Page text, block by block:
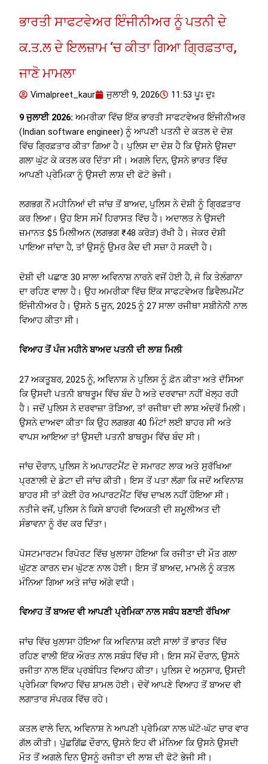
ਭਾਰਤੀ ਸਾਫਟਵੇਅਰ ਇੰਜੀਨੀਅਰ ਨੂੰ ਪਤਨੀ ਦੇ
ਕ.ਤ.ਲ ਦੇ ਇਲਜ਼ਾਮ ‘ਚ ਕੀਤਾ ਗਿਆ ਗ੍ਰਿਫ਼ਤਾਰ,
ਜਾਣੋ ਮਾਮਲਾ
Vimalpreet_kaur ਜੁਲਾਈ 9, 2026 11:53 ਪੂਃ ਦੁਃ
9 ਜੁਲਾਈ 2026: ਅਮਰੀਕਾ ਵਿੱਚ ਇੱਕ ਭਾਰਤੀ ਸਾਫਟਵੇਅਰ ਇੰਜੀਨੀਅਰ
(Indian software engineer) ਨੂੰ ਆਪਣੀ ਪਤਨੀ ਦੇ ਕਤਲ ਦੇ ਦੋਸ਼
ਵਿੱਚ ਗ੍ਰਿਫ਼ਤਾਰ ਕੀਤਾ ਗਿਆ ਹੈ। ਪੁਲਿਸ ਦਾ ਦੋਸ਼ ਹੈ ਕਿ ਉਸਨੇ ਉਸਦਾ
ਗਲਾ ਘੁੱਟ ਕੇ ਕਤਲ ਕਰ ਦਿੱਤਾ ਸੀ। ਅਗਲੇ ਦਿਨ, ਉਸਨੇ ਭਾਰਤ ਵਿੱਚ
ਆਪਣੀ ਪ੍ਰੇਮਿਕਾ ਨੂੰ ਉਸਦੀ ਲਾਸ਼ ਦੀ ਫੋਟੋ ਭੇਜੀ।
ਲਗਭਗ ਨੌਂ ਮਹੀਨਿਆਂ ਦੀ ਜਾਂਚ ਤੋਂ ਬਾਅਦ, ਪੁਲਿਸ ਨੇ ਦੋਸ਼ੀ ਨੂੰ ਗ੍ਰਿਫ਼ਤਾਰ
ਕਰ ਲਿਆ। ਉਹ ਇਸ ਸਮੇਂ ਹਿਰਾਸਤ ਵਿੱਚ ਹੈ। ਅਦਾਲਤ ਨੇ ਉਸਦੀ
ਜ਼ਮਾਨਤ $5 ਮਿਲੀਅਨ (ਲਗਭਗ ₹48 ਕਰੋੜ) ਰੱਖੀ ਹੈ। ਜੇਕਰ ਦੋਸ਼ੀ
ਪਾਇਆ ਜਾਂਦਾ ਹੈ, ਤਾਂ ਉਸਨੂੰ ਉਮਰ ਕੈਦ ਦੀ ਸਜ਼ਾ ਹੋ ਸਕਦੀ ਹੈ।
ਦੋਸ਼ੀ ਦੀ ਪਛਾਣ 30 ਸਾਲਾ ਅਵਿਨਾਸ਼ ਨਾਰਨੇ ਵਜੋਂ ਹੋਈ ਹੈ, ਜੋ ਕਿ ਤੇਲੰਗਾਨਾ
ਦਾ ਰਹਿਣ ਵਾਲਾ ਹੈ। ਉਹ ਅਮਰੀਕਾ ਵਿੱਚ ਇੱਕ ਸਾਫਟਵੇਅਰ ਡਿਵੈਲਪਮੈਂਟ
ਇੰਜੀਨੀਅਰ ਹੈ। ਉਸਨੇ 5 ਜੂਨ, 2025 ਨੂੰ 27 ਸਾਲਾ ਰਜੀਥਾ ਸਬੀਨੇਨੀ ਨਾਲ
ਵਿਆਹ ਕੀਤਾ ਸੀ।
ਵਿਆਹ ਤੋਂ ਪੰਜ ਮਹੀਨੇ ਬਾਅਦ ਪਤਨੀ ਦੀ ਲਾਸ਼ ਮਿਲੀ
27 ਅਕਤੂਬਰ, 2025 ਨੂੰ, ਅਵਿਨਾਸ਼ ਨੇ ਪੁਲਿਸ ਨੂੰ ਫ਼ੋਨ ਕੀਤਾ ਅਤੇ ਦੱਸਿਆ
ਕਿ ਉਸਦੀ ਪਤਨੀ ਬਾਥਰੂਮ ਵਿੱਚ ਬੰਦ ਹੈ ਅਤੇ ਦਰਵਾਜ਼ਾ ਨਹੀਂ ਖੋਲ੍ਹ ਰਹੀ
ਹੈ। ਜਦੋਂ ਪੁਲਿਸ ਨੇ ਦਰਵਾਜ਼ਾ ਤੋੜਿਆ, ਤਾਂ ਰਜੀਥਾ ਦੀ ਲਾਸ਼ ਅੰਦਰੋਂ ਮਿਲੀ।
ਉਸਨੇ ਦਾਅਵਾ ਕੀਤਾ ਕਿ ਉਹ ਲਗਭਗ 40 ਮਿੰਟਾਂ ਲਈ ਬਾਹਰ ਸੀ ਅਤੇ
ਵਾਪਸ ਆਇਆ ਤਾਂ ਉਸਦੀ ਪਤਨੀ ਬਾਥਰੂਮ ਵਿੱਚ ਬੰਦ ਸੀ।
ਜਾਂਚ ਦੌਰਾਨ, ਪੁਲਿਸ ਨੇ ਅਪਾਰਟਮੈਂਟ ਦੇ ਸਮਾਰਟ ਲਾਕ ਅਤੇ ਸੁਰੱਖਿਆ
ਪ੍ਰਣਾਲੀ ਦੇ ਡੇਟਾ ਦੀ ਜਾਂਚ ਕੀਤੀ। ਇਸ ਤੋਂ ਪਤਾ ਲੱਗਾ ਕਿ ਜਦੋਂ ਅਵਿਨਾਸ਼
ਬਾਹਰ ਸੀ ਤਾਂ ਕੋਈ ਹੋਰ ਅਪਾਰਟਮੈਂਟ ਵਿੱਚ ਦਾਖਲ ਨਹੀਂ ਹੋਇਆ ਸੀ।
ਨਤੀਜੇ ਵਜੋਂ, ਪੁਲਿਸ ਨੇ ਕਿਸੇ ਬਾਹਰੀ ਵਿਅਕਤੀ ਦੀ ਸ਼ਮੂਲੀਅਤ ਦੀ
ਸੰਭਾਵਨਾ ਨੂੰ ਰੱਦ ਕਰ ਦਿੱਤਾ।
ਪੋਸਟਮਾਰਟਮ ਰਿਪੋਰਟ ਵਿੱਚ ਖੁਲਾਸਾ ਹੋਇਆ ਕਿ ਰਜੀਤਾ ਦੀ ਮੌਤ ਗਲਾ
ਘੁੱਟਣ ਕਾਰਨ ਦਮ ਘੁੱਟਣ ਨਾਲ ਹੋਈ। ਇਸ ਤੋਂ ਬਾਅਦ, ਮਾਮਲੇ ਨੂੰ ਕਤਲ
ਮੰਨਿਆ ਗਿਆ ਅਤੇ ਜਾਂਚ ਅੱਗੇ ਵਧੀ।
ਵਿਆਹ ਤੋਂ ਬਾਅਦ ਵੀ ਆਪਣੀ ਪ੍ਰੇਮਿਕਾ ਨਾਲ ਸਬੰਧ ਬਣਾਈ ਰੱਖਿਆ
ਜਾਂਚ ਵਿੱਚ ਖੁਲਾਸਾ ਹੋਇਆ ਕਿ ਅਵਿਨਾਸ਼ ਕਈ ਸਾਲਾਂ ਤੋਂ ਭਾਰਤ ਵਿੱਚ
ਰਹਿਣ ਵਾਲੀ ਇੱਕ ਔਰਤ ਨਾਲ ਸਬੰਧ ਵਿੱਚ ਸੀ। ਇਸ ਸਮੇਂ ਦੌਰਾਨ, ਉਸਨੇ
ਰਜੀਤਾ ਨਾਲ ਇੱਕ ਪ੍ਰਬੰਧਿਤ ਵਿਆਹ ਕੀਤਾ। ਪੁਲਿਸ ਦੇ ਅਨੁਸਾਰ, ਉਸਦੀ
ਪ੍ਰੇਮਿਕਾ ਵਿਆਹ ਵਿੱਚ ਸ਼ਾਮਲ ਹੋਈ। ਦੋਵੇਂ ਆਪਣੇ ਵਿਆਹ ਤੋਂ ਬਾਅਦ ਵੀ
ਲਗਾਤਾਰ ਸੰਪਰਕ ਵਿੱਚ ਰਹੇ।
ਕਤਲ ਵਾਲੇ ਦਿਨ, ਅਵਿਨਾਸ਼ ਨੇ ਆਪਣੀ ਪ੍ਰੇਮਿਕਾ ਨਾਲ ਘੱਟੋ-ਘੱਟ ਚਾਰ ਵਾਰ
ਗੱਲ ਕੀਤੀ। ਪੁੱਛਗਿੱਛ ਦੌਰਾਨ, ਉਸਨੇ ਇਹ ਵੀ ਮੰਨਿਆ ਕਿ ਉਸਨੇ ਉਸਦੀ
ਮੌਤ ਤੋਂ ਅਗਲੇ ਦਿਨ ਉਸਨੂੰ ਰਜੀਤਾ ਦੀ ਲਾਸ਼ ਦੀ ਫੋਟੋ ਭੇਜੀ ਸੀ।